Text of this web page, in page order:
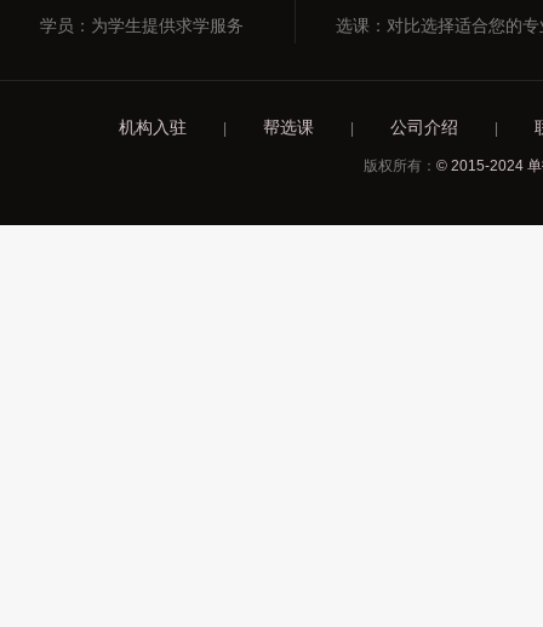
学员：为学生提供求学服务
选课：对比选择适合您的
机构入驻 帮选课 公司介绍
版权所有： © 2015-2024